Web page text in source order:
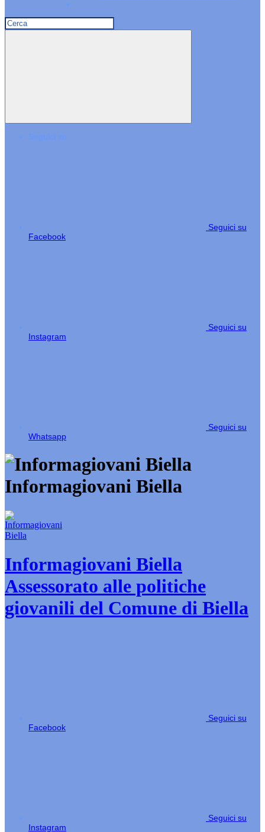
Seguici su
Seguici su
Facebook
Seguici su
Instagram
Seguici su
Whatsapp
Informagiovani Biella
Informagiovani Biella
Assessorato alle politiche
giovanili del Comune di Biella
Seguici su
Facebook
Seguici su
Instagram